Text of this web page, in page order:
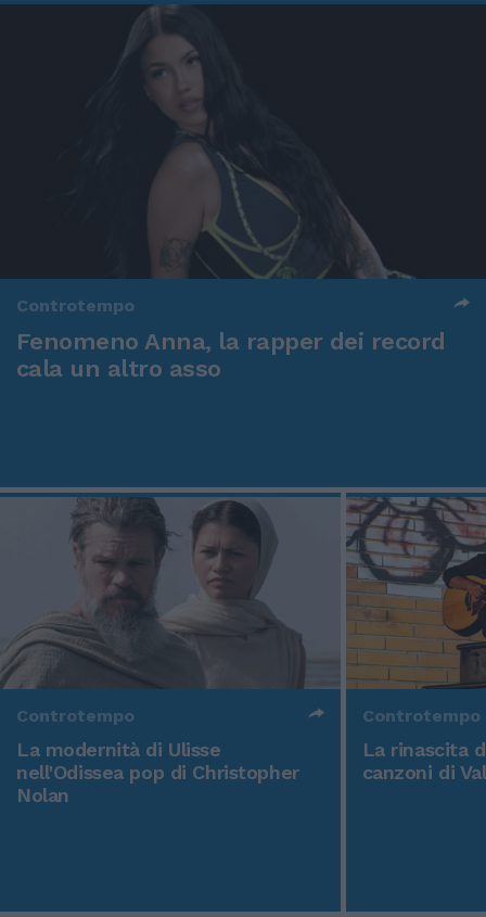
Controtempo
Fenomeno Anna, la rapper dei record
cala un altro asso
Controtempo
La modernità di Ulisse
nell'Odissea pop di Christopher
Nolan
Controtempo
La rinascita
canzoni di